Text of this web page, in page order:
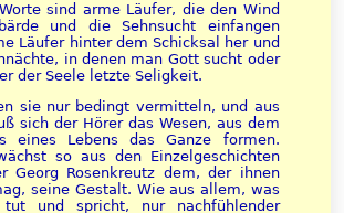
sind arme Läufer, die den Wind
und die Sehnsucht einfangen
Läufer hinter dem Schicksal her und
in denen man Gott sucht oder
der Seele letzte Seligkeit.
sie nur bedingt vermitteln, und aus
sich der Hörer das Wesen, aus dem
eines Lebens das Ganze formen.
so aus den Einzelgeschichten
Georg Rosenkreutz dem, der ihnen
seine Gestalt. Wie aus allem, was
tut und spricht, nur nachfühlender